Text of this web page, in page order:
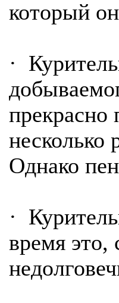
который
·
прекрасно
несколько
Однако
·
время это,